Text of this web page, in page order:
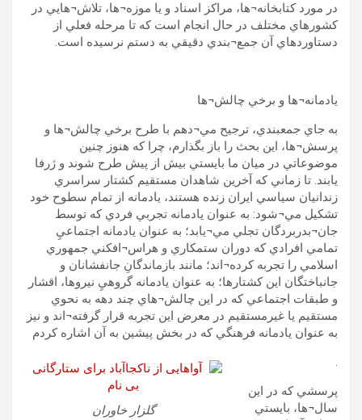
در مورد کتابخانه¬ها، مراکز اسناد و يا موزه¬ها، تلاش¬هايي در
کشورهاي مختلف در حال انجام است که تا مرحله فعلي از
دستاوردهاي آن جمع¬بندي دقيقي به دستم نرسيده است.
يادمانه¬ها و برخي چالش¬ها
به جاي جمعبندي، ترجيح مي¬دهم با طرح برخي چالش¬ها و
پرسش¬ها، اين بحث را باز بگذارم، چرا که هنوز چنين
موضوعاتي در ميان ما بايستي بيش از پيش طرح شوند و ژرفا
يابند. تا زماني که آخرين شاهدان مستقيم کشتار سراسري
زندانيان سياسي ايران زنده هستند، يادمانه از تمام سطوح خود
تشکيل مي¬شود: به عنوان يادمانه تجربي فردي که توسط
جان¬بدربردگان تجلي مي¬يابد؛ به عنوان يادمانه اجتماعيِ
تمامي افرادي که دوران ستمکاري و هراس¬افکني جمهوري
اسلامي را تجربه کرده¬اند؛ مانند بازماندگانِ جانفشانان و
جانباختگان اين کشتارها؛ به عنوان يادمانه گروهيِ نيروها، اقشار
و طبقات اجتماعي که در اين چالش¬هاي چند دهه به نحوي
مستقيم يا غيرمستقيم در معرض اين تجربه قرار گرفته¬اند و نيز
به عنوان يادمانه فرهنگي که در بخش پيشين به آن اشاره کردم
گلزار خاوران
.
پرسشي که در اين
سال¬ها، بايستي